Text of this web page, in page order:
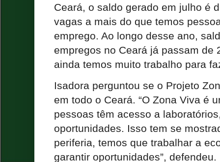
Ceará, o saldo gerado em julho é
vagas a mais do que temos
emprego. Ao longo desse ano,
empregos no Ceará já passam de
ainda temos muito trabalho para
Isadora perguntou se o Projeto
em todo o Ceará. “O Zona Viva é
pessoas têm acesso a
oportunidades. Isso tem se
periferia, temos que trabalhar a
garantir oportunidades”, defendeu.